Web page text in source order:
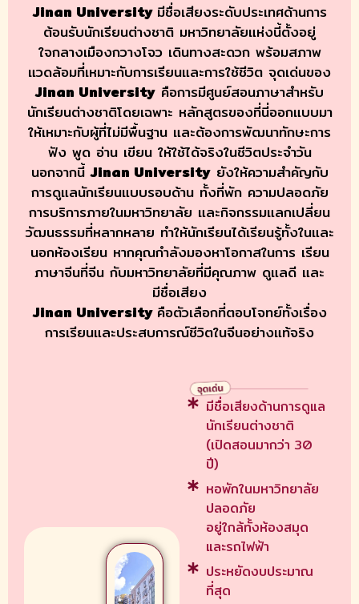
Jinan University มีชื่อเสียงระดับประเทศด้านการ
ต้อนรับนักเรียนต่างชาติ มหาวิทยาลัยแห่งนี้ตั้งอยู่
ใจกลางเมืองกวางโจว เดินทางสะดวก พร้อมสภาพ
แวดล้อมที่เหมาะกับการเรียนและการใช้ชีวิต จุดเด่นของ
Jinan University คือการมีศูนย์สอนภาษาสำหรับ
นักเรียนต่างชาติโดยเฉพาะ หลักสูตรของที่นี่ออกแบบมา
ให้เหมาะกับผู้ที่ไม่มีพื้นฐาน และต้องการพัฒนาทักษะการ
ฟัง พูด อ่าน เขียน ให้ใช้ได้จริงในชีวิตประจำวัน
นอกจากนี้Jinan Universityยังให้ความสำคัญกับ
การดูแลนักเรียนแบบรอบด้าน ทั้งที่พัก ความปลอดภัย
การบริการภายในมหาวิทยาลัย และกิจกรรมแลกเปลี่ยน
วัฒนธรรมที่หลากหลาย ทำให้นักเรียนได้เรียนรู้ทั้งในและ
นอกห้องเรียน หากคุณกำลังมองหาโอกาสในการ เรียน
ภาษาจีนที่จีน กับมหาวิทยาลัยที่มีคุณภาพ ดูแลดี และ
มีชื่อเสียง
Jinan University คือตัวเลือกที่ตอบโจทย์ทั้งเรื่อง
การเรียนและประสบการณ์ชีวิตในจีนอย่างแท้จริง
มีชื่อเสียงด้านการดูแล
นักเรียนต่างชาติ
(เปิดสอนมากว่า 30
ปี)
หอพักในมหาวิทยาลัย
ปลอดภัย
อยู่ใกล้ทั้งห้องสมุด
และรถไฟฟ้า
ประหยัดงบประมาณ
ที่สุด